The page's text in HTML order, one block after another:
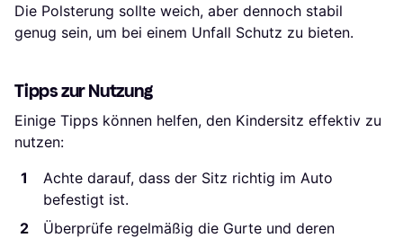
Die Polsterung sollte weich, aber dennoch stabil
genug sein, um bei einem Unfall Schutz zu bieten.
Tipps zur Nutzung
Einige Tipps können helfen, den Kindersitz effektiv zu
nutzen:
Achte darauf, dass der Sitz richtig im Auto
befestigt ist.
Überprüfe regelmäßig die Gurte und deren